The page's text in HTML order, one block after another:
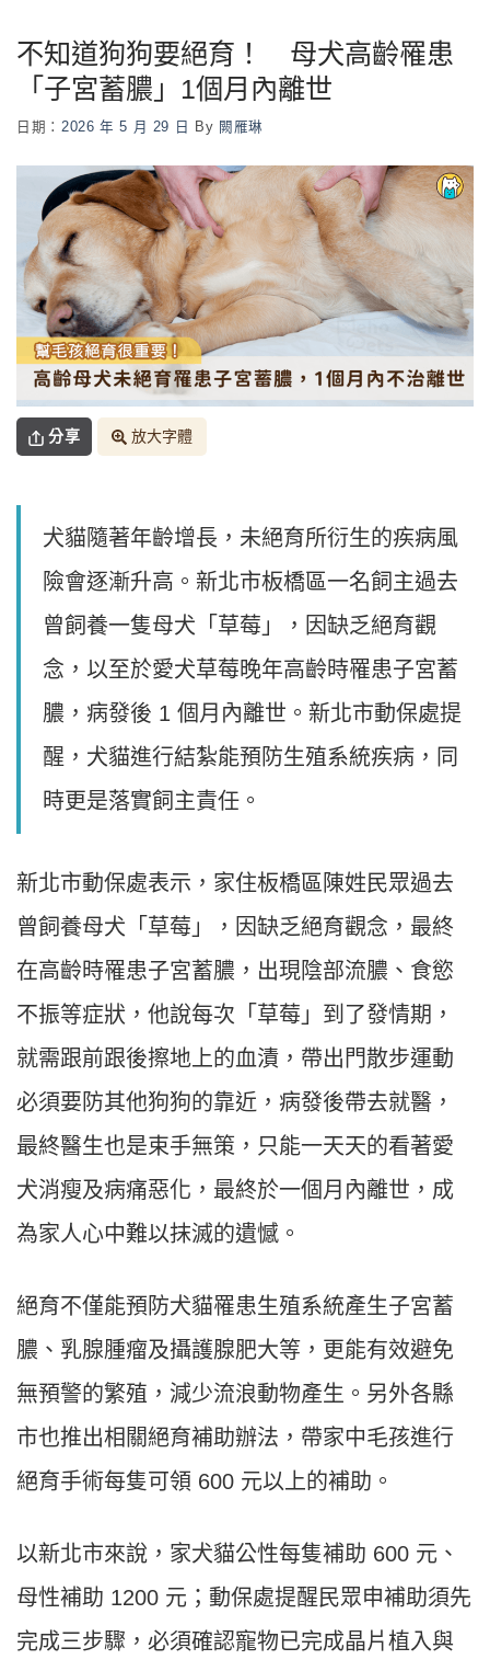
不知道狗狗要絕育！ 母犬高齡罹患
「子宮蓄膿」1個月內離世
日期： 2026 年 5 月 29 日 By 闕雁琳
分享 放大字體
犬貓隨著年齡增長，未絕育所衍生的疾病風
險會逐漸升高。新北市板橋區一名飼主過去
曾飼養一隻母犬「草莓」，因缺乏絕育觀
念，以至於愛犬草莓晚年高齡時罹患子宮蓄
膿，病發後 1 個月內離世。新北市動保處提
醒，犬貓進行結紮能預防生殖系統疾病，同
時更是落實飼主責任。
新北市動保處表示，家住板橋區陳姓民眾過去
曾飼養母犬「草莓」，因缺乏絕育觀念，最終
在高齡時罹患子宮蓄膿，出現陰部流膿、食慾
不振等症狀，他說每次「草莓」到了發情期，
就需跟前跟後擦地上的血漬，帶出門散步運動
必須要防其他狗狗的靠近，病發後帶去就醫，
最終醫生也是束手無策，只能一天天的看著愛
犬消瘦及病痛惡化，最終於一個月內離世，成
為家人心中難以抹滅的遺憾。
絕育不僅能預防犬貓罹患生殖系統產生子宮蓄
膿、乳腺腫瘤及攝護腺肥大等，更能有效避免
無預警的繁殖，減少流浪動物產生。另外各縣
市也推出相關絕育補助辦法，帶家中毛孩進行
絕育手術每隻可領 600 元以上的補助。
以新北市來說，家犬貓公性每隻補助 600 元、
母性補助 1200 元；動保處提醒民眾申補助須先
完成三步驟，必須確認寵物已完成晶片植入與